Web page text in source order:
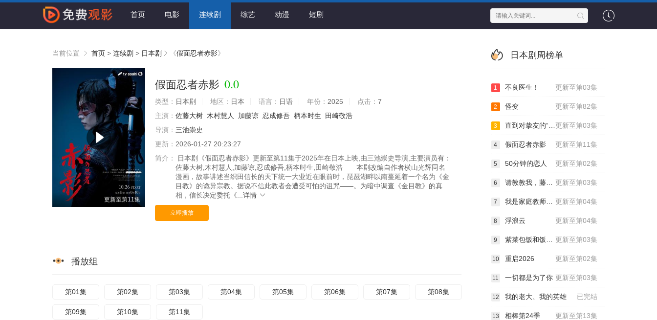
首页 电影 连续剧 综艺 动漫 短剧
当前位置 首页 > 连续剧 > 日本剧 《假面忍者赤影》
更新至第11集
假面忍者赤影 0.0
类型： 日本剧 地区： 日本 语言： 日语 年份： 2025 点击： 7
主演： 佐藤大树 木村慧人 加藤谅 忍成修吾 柄本时生
田崎敬浩
导演： 三池崇史
更新： 2026-01-27 20:23:27
简介：
日本剧《假面忍者赤影》更新至第11集于2025年在日本上映,由三池崇史导演,主要演员有：
佐藤大树,木村慧人,加藤谅,忍成修吾,柄本时生,田崎敬浩 本剧改编自作者横山光辉同名
漫画，故事讲述当织田信长的天下统一大业近在眼前时，琵琶湖畔以南蔓延着一个名为《金
目教》的诡异宗教。据说不信此教者会遭受可怕的诅咒——。为暗中调查《金目教》的真
相，信长决定委托《... 详情
立即播放
播放组
第01集 第02集 第03集 第04集 第05集 第06集 第07集 第08集
第09集 第10集 第11集
日本剧周榜单
更新至第03集
1 不良医生！
更新至第82集
2 怪变
更新至第03集
3 直到对挚友的“要不要同居”说出“好”
更新至第11集
4 假面忍者赤影
更新至第02集
5 50分钟的恋人
更新至第03集
6 请教教我，藤缟先生！
更新至第04集
7 我是家庭教师岸骑士
更新至第04集
8 浮浪云
更新至第03集
9 紫菜包饭和饭团～相爱的两个人相似又不一样～
更新至第02集
10 重启2026
更新至第03集
11 一切都是为了你
已完结
12 我的老大、我的英雄
更新至第13集
13 相棒第24季